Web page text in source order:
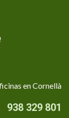
en Cornellà
938 329 801